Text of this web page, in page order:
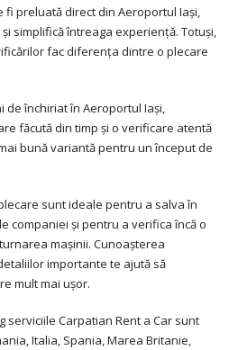
fi preluată direct din Aeroportul Iași,
simplifică întreaga experiență. Totuși,
fac diferența dintre o plecare
de închiriat în Aeroportul Iași,
făcută din timp și o verificare atentă
bună variantă pentru un început de
sunt ideale pentru a salva în
companiei și pentru a verifica încă o
mașinii. Cunoașterea
importante te ajută să
mult mai ușor.
serviciile Carpatian Rent a Car sunt
Italia, Spania, Marea Britanie,